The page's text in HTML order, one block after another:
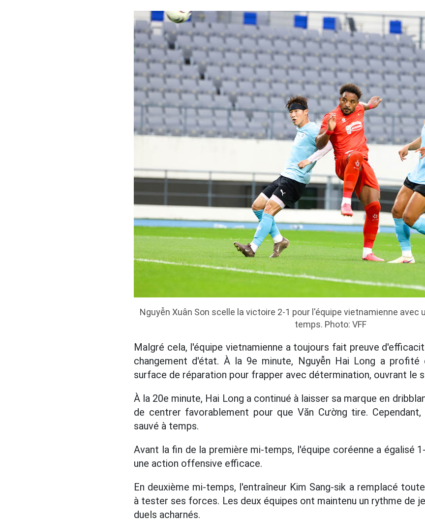
Nguyễn Xuân Son scelle la victoire 2-1 pour l'équipe vietnamienne avec
temps. Photo: VFF
Malgré cela, l'équipe vietnamienne a toujours fait preuve
changement d'état. À la 9e minute, Nguyễn Hai Long a profité
surface de réparation pour frapper avec détermination, ouvrant le
À la 20e minute, Hai Long a continué à laisser sa marque en
de centrer favorablement pour que Văn Cường tire. Cependant,
sauvé à temps.
Avant la fin de la première mi-temps, l'équipe coréenne a égalisé
une action offensive efficace.
En deuxième mi-temps, l'entraîneur Kim Sang-sik a remplacé
à tester ses forces. Les deux équipes ont maintenu un rythme de
duels acharnés.